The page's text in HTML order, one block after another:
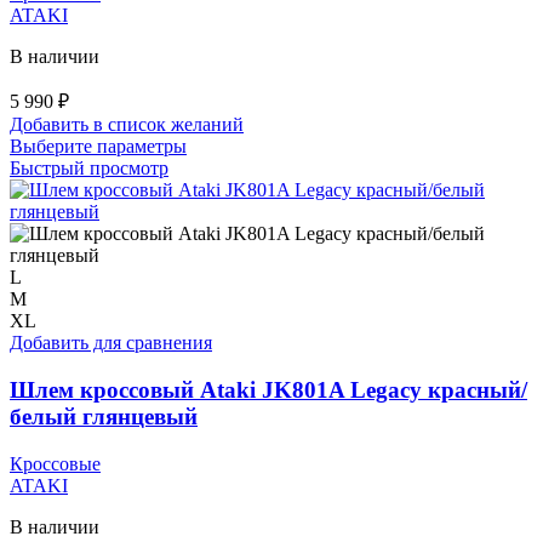
ATAKI
В наличии
5 990 ₽
Добавить в список желаний
Выберите параметрыЭтот
имеет
вариаций.
странице
Быстрый просмотр
L
M
XL
Добавить для сравнения
Шлем кроссовый Ataki JK801A Legacy красный/
белый глянцевый
Кроссовые
ATAKI
В наличии